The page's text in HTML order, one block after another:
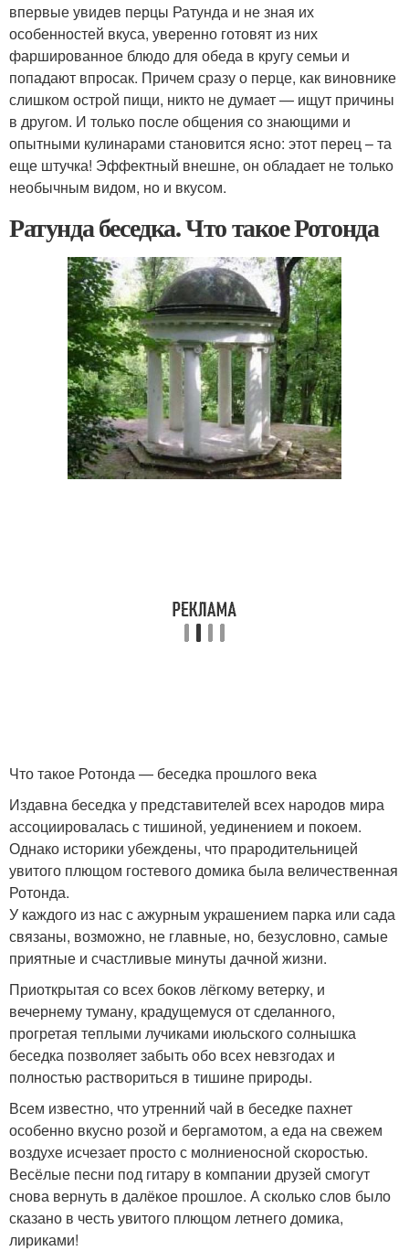
впервые увидев перцы Ратунда и не зная их
особенностей вкуса, уверенно готовят из них
фаршированное блюдо для обеда в кругу семьи и
попадают впросак. Причем сразу о перце, как виновнике
слишком острой пищи, никто не думает — ищут причины
в другом. И только после общения со знающими и
опытными кулинарами становится ясно: этот перец – та
еще штучка! Эффектный внешне, он обладает не только
необычным видом, но и вкусом.
Ратунда беседка. Что такое Ротонда
Что такое Ротонда — беседка прошлого века
Издавна беседка у представителей всех народов мира
ассоциировалась с тишиной, уединением и покоем.
Однако историки убеждены, что прародительницей
увитого плющом гостевого домика была величественная
Ротонда.
У каждого из нас с ажурным украшением парка или сада
связаны, возможно, не главные, но, безусловно, самые
приятные и счастливые минуты дачной жизни.
Приоткрытая со всех боков лёгкому ветерку, и
вечернему туману, крадущемуся от сделанного,
прогретая теплыми лучиками июльского солнышка
беседка позволяет забыть обо всех невзгодах и
полностью раствориться в тишине природы.
Всем известно, что утренний чай в беседке пахнет
особенно вкусно розой и бергамотом, а еда на свежем
воздухе исчезает просто с молниеносной скоростью.
Весёлые песни под гитару в компании друзей смогут
снова вернуть в далёкое прошлое. А сколько слов было
сказано в честь увитого плющом летнего домика,
лириками!